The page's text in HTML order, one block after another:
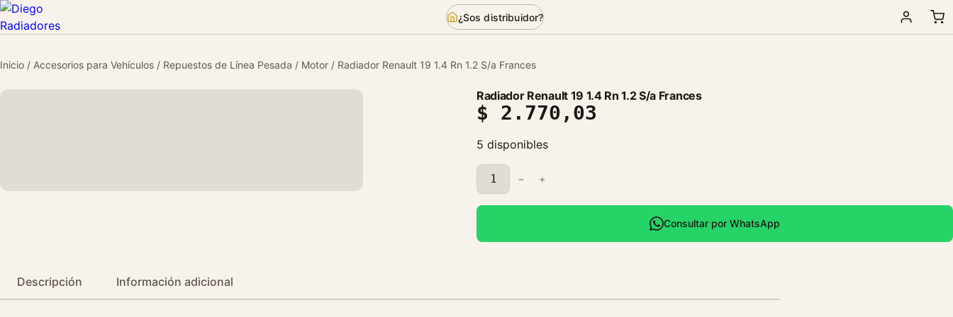
¿Sos distribuidor?
Inicio / Accesorios para Vehículos / Repuestos de Línea Pesada / Motor / Radiador Renault 19 1.4 Rn 1.2 S/a Frances
Radiador Renault 19 1.4 Rn 1.2 S/a Frances
$ 2.770,03
5 disponibles
R
a
d
a
− +
Consultar por WhatsApp
Descripción Información adicional